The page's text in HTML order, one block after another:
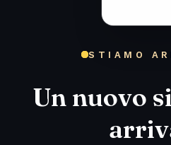
STIAMO
Un nuovo